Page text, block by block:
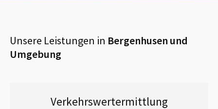
Unsere Leistungen in Bergenhusen und
Umgebung
Verkehrswertermittlung